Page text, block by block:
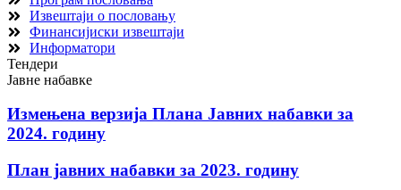
Извештаји о пословању
Финансијиски извештаји
Информатори
Тендери
Јавне набавке
Измењенa верзијa Плана Јавних набавки за
2024. годину
План јавних набавки за 2023. годину